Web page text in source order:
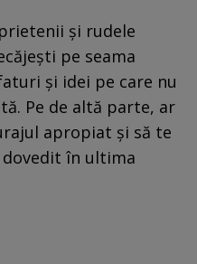
și rudele
pe seama
și idei pe care nu
Pe de altă parte, ar
apropiat și să te
dovedit în ultima